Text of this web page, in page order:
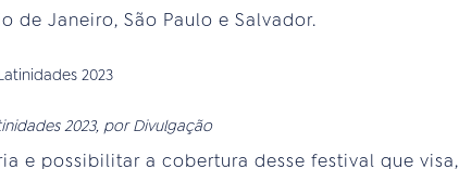
de Janeiro, São Paulo e Salvador.
2023, por Divulgação
e possibilitar a cobertura desse festival que visa,